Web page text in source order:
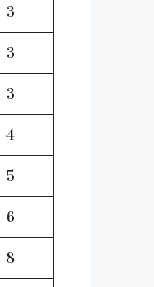
3
3
3
4
5
6
8